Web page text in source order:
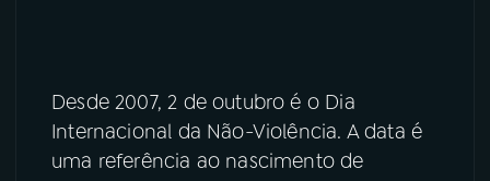
08 FESTIVAL DE MÚSICA
Desde 2007, 2 de outubro é o Dia
Internacional da Não-Violência. A data é
uma referência ao nascimento de